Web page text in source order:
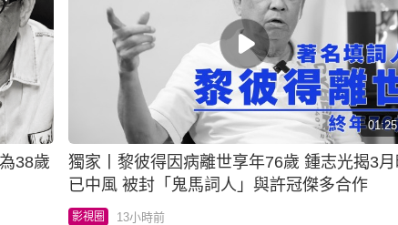
01:25
獨家丨黎彼得因病離世享年76歲 鍾志光揭3月時
已中風 被封「鬼馬詞人」與許冠傑多合作
影視圈 13小時前